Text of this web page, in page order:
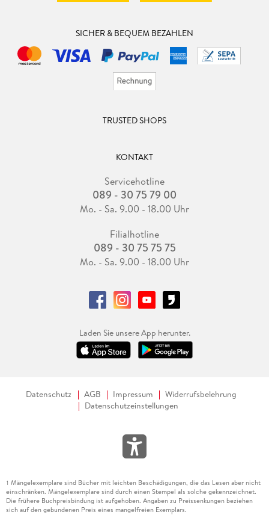
SICHER & BEQUEM BEZAHLEN
TRUSTED SHOPS
KONTAKT
Servicehotline
089 - 30 75 79 00
Mo. - Sa. 9.00 - 18.00 Uhr
Filialhotline
089 - 30 75 75 75
Mo. - Sa. 9.00 - 18.00 Uhr
Laden Sie unsere App herunter.
Datenschutz AGB Impressum
Widerrufsbelehrung
Datenschutzeinstellungen
1 Mängelexemplare sind Bücher mit leichten Beschädigungen, die das Lesen aber nicht
einschränken. Mängelexemplare sind durch einen Stempel als solche gekennzeichnet.
Die frühere Buchpreisbindung ist aufgehoben. Angaben zu Preissenkungen beziehen
sich auf den gebundenen Preis eines mangelfreien Exemplars.